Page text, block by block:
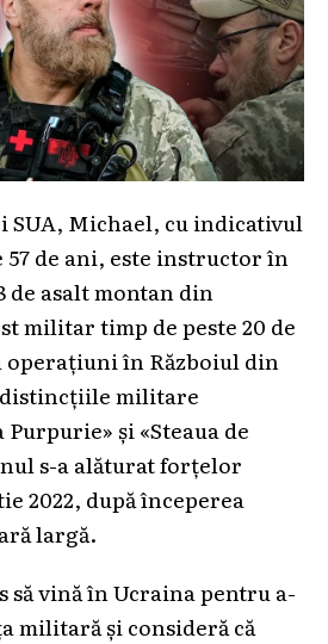
SUA, Michael, cu indicativul
57 de ani, este instructor în
de asalt montan din
militar timp de peste 20 de
în Războiul din
distincțiile militare
și «Steaua de
s-a alăturat forțelor
2022, după începerea
largă.
să vină în Ucraina pentru a-
militară și consideră că